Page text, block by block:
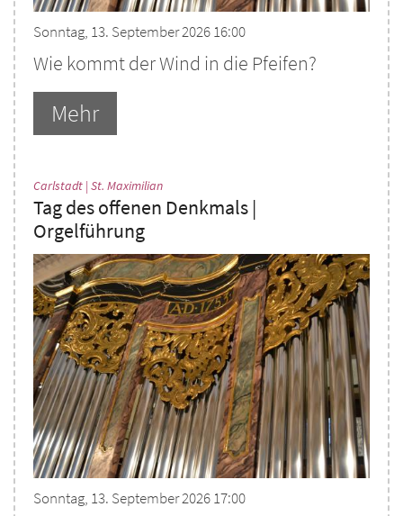
Sonntag, 13. September 2026 16:00
Wie kommt der Wind in die Pfeifen?
Mehr
Carlstadt | St. Maximilian:
Tag des offenen Denkmals |
Orgelführung
Sonntag, 13. September 2026 17:00